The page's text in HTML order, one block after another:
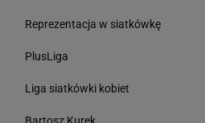
Reprezentacja w siatkówkę
PlusLiga
Liga siatkówki kobiet